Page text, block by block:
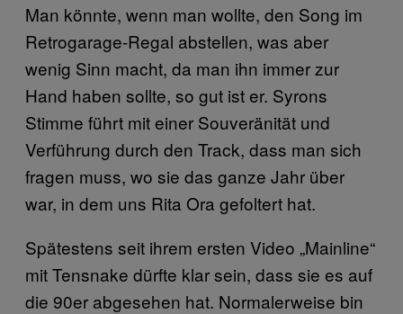
Man könnte, wenn man wollte, den Song im
Retrogarage-Regal abstellen, was aber
wenig Sinn macht, da man ihn immer zur
Hand haben sollte, so gut ist er. Syrons
Stimme führt mit einer Souveränität und
Verführung durch den Track, dass man sich
fragen muss, wo sie das ganze Jahr über
war, in dem uns Rita Ora gefoltert hat.
Spätestens seit ihrem ersten Video „Mainline“
mit Tensnake dürfte klar sein, dass sie es auf
die 90er abgesehen hat. Normalerweise bin